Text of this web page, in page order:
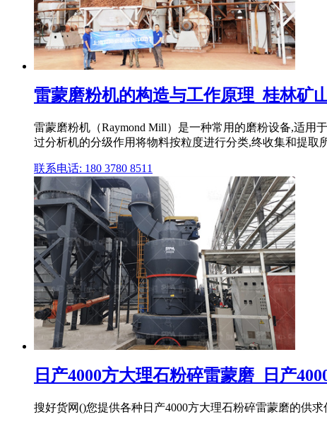
雷蒙磨粉机的构造与工作原理_桂林矿
雷蒙磨粉机（Raymond Mill）是一种常用的磨粉设备,适
过分析机的分级作用将物料按粒度进行分类,终收集和提取
联系电话: 180 3780 8511
日产4000方大理石粉碎雷蒙磨_日产
搜好货网()您提供各种日产4000方大理石粉碎雷蒙磨的供